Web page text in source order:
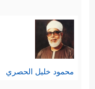
محمود خليل الحصري